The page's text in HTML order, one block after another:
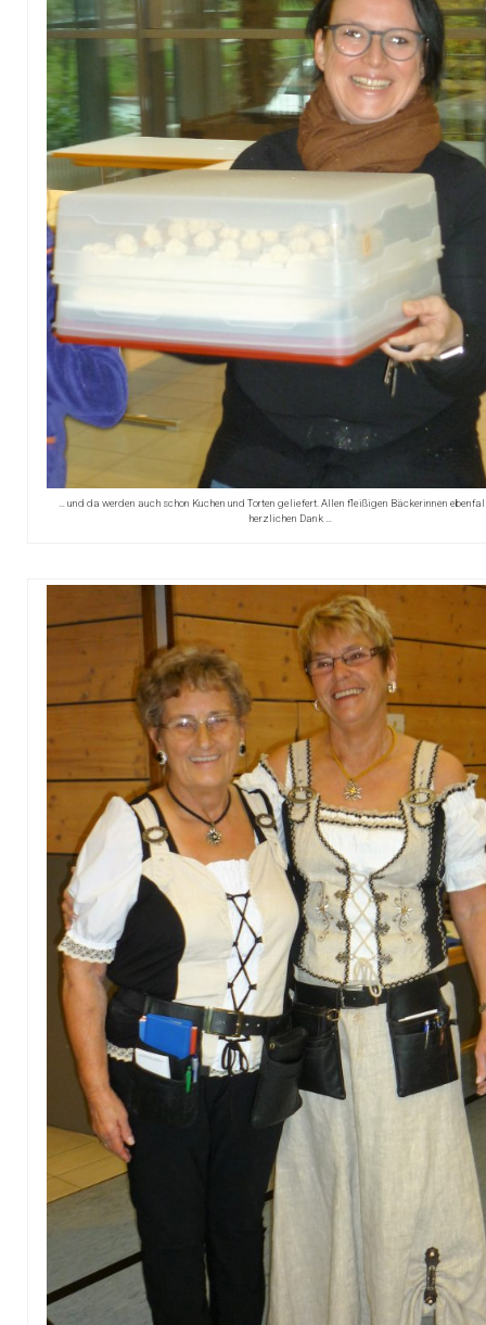
… und da werden auch schon Kuchen und Torten geliefert. Allen fleißigen Bäckerinnen
herzlichen Dank …